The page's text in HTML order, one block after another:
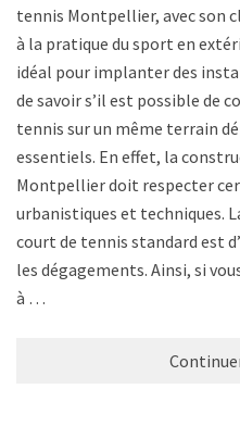
tennis Montpellier, avec son
à la pratique du sport en
idéal pour implanter des
de savoir s’il est possible de
tennis sur un même terrain
essentiels. En effet, la
Montpellier doit respecter
urbanistiques et techniques.
court de tennis standard est
les dégagements. Ainsi, si
à …